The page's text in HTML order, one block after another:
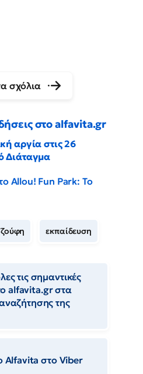
σχόλια
στο alfavita.gr
αργία στις 26
Διάταγμα
Allou! Fun Park: Το
εκπαίδευση
τις σημαντικές
alfavita.gr στα
της
Αlfavita στο Viber